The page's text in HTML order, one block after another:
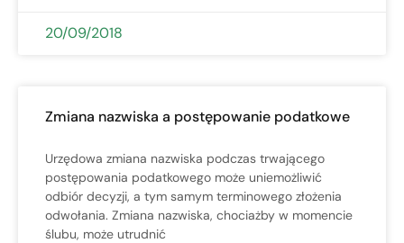
20/09/2018
Zmiana nazwiska a postępowanie podatkowe
Urzędowa zmiana nazwiska podczas trwającego
postępowania podatkowego może uniemożliwić
odbiór decyzji, a tym samym terminowego złożenia
odwołania. Zmiana nazwiska, chociażby w momencie
ślubu, może utrudnić